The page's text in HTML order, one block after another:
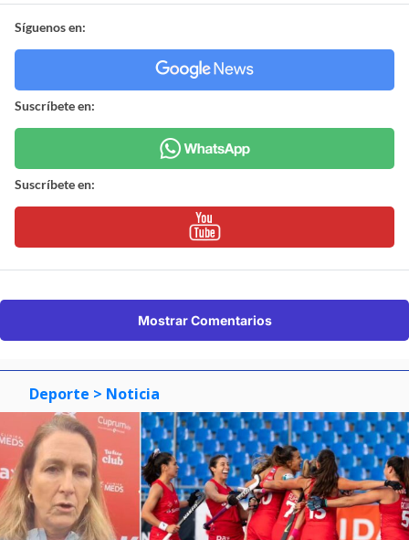
Síguenos en:
Suscríbete en:
Suscríbete en:
Mostrar Comentarios
Deporte > Noticia